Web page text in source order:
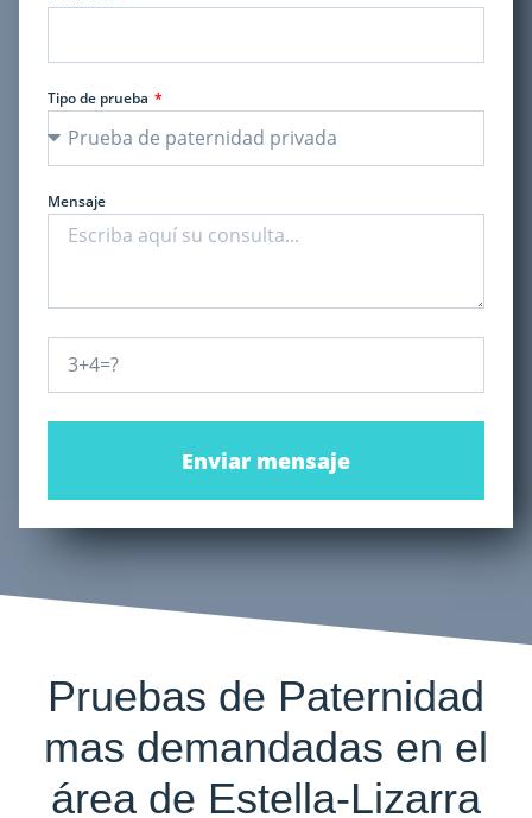
Tipo de prueba
Mensaje
Enviar mensaje
Pruebas de Paternidad
mas demandadas en el
área de Estella-Lizarra